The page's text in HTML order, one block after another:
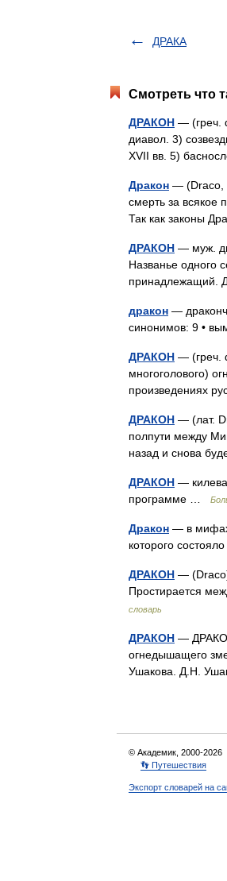
ДРАКА
Смотреть что
ДРАКОН — (греч.
диавол. 3)
XVII вв. 5)
Дракон — (Draco,
смерть за всякое
Так как законы
ДРАКОН — муж.
Названье одного
принадлежащий.
дракон —
синонимов: 9 •
ДРАКОН — (греч.
многоголового)
произведениях
ДРАКОН — (лат.
полпути между
назад и снова
ДРАКОН —
программе …
Дракон — в мифах
которого
ДРАКОН —
Простирается
словарь
ДРАКОН —
огнедышащего
Ушакова. Д.Н.
© Академик, 2000-2026
👣 Путешествия
Экспорт словарей на